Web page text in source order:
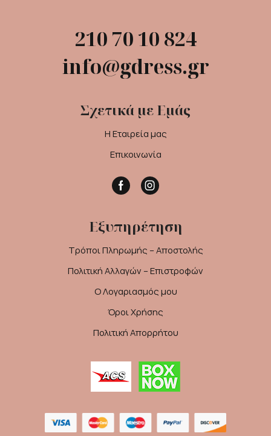
210 70 10 824
info@gdress.gr
Σχετικά με Εμάς
Η Εταιρεία μας
Επικοινωνία
FacebookInstagram
Εξυπηρέτηση
Τρόποι Πληρωμής – Αποστολής
Πολιτική Αλλαγών – Επιστροφών
Ο Λογαριασμός μου
Όροι Χρήσης
Πολιτική Απορρήτου